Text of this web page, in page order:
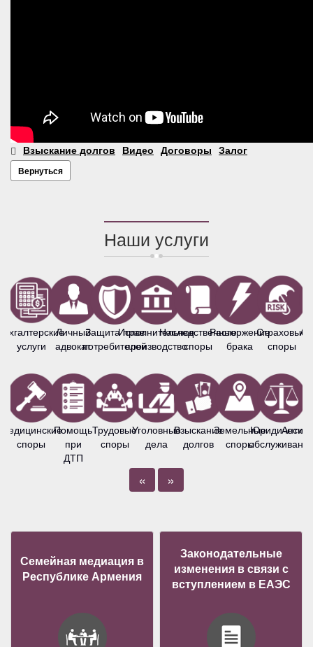
Взыскание долгов Видео Договоры Залог
Вернуться
Наши услуги
услуги
Медицинские
споры
Личный
адвокат
Помощь
при
ДТП
Защита прав
потребителей
Трудовые
споры
Исполнительное
производство
Уголовные
дела
Наследственные
споры
Взыскание
долгов
Расторжение
брака
Земельные
споры
Страховые
споры
Юридическое
« »
Семейная медиация в
Республике Армения
Законодательные
изменения в связи с
вступлением в ЕАЭС